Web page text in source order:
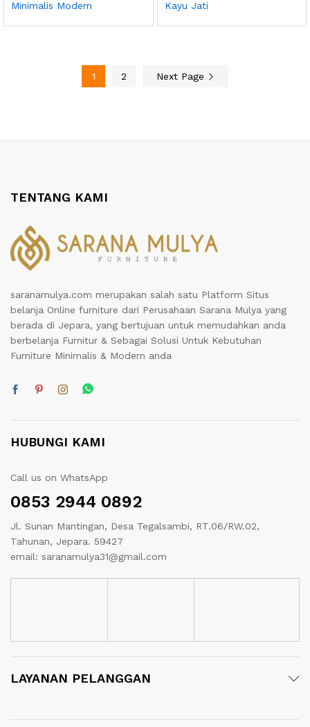
Minimalis Modern
Kayu Jati
1 2 Next Page
TENTANG KAMI
saranamulya.com merupakan salah satu Platform Situs
belanja Online furniture dari Perusahaan Sarana Mulya yang
berada di Jepara, yang bertujuan untuk memudahkan anda
berbelanja Furnitur & Sebagai Solusi Untuk Kebutuhan
Furniture Minimalis & Modern anda
HUBUNGI KAMI
Call us on WhatsApp
0853 2944 0892
Jl. Sunan Mantingan, Desa Tegalsambi, RT.06/RW.02,
Tahunan, Jepara. 59427
email: saranamulya31@gmail.com
LAYANAN PELANGGAN